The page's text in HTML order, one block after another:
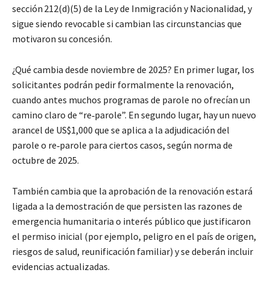
sección 212(d)(5) de la Ley de Inmigración y Nacionalidad, y
sigue siendo revocable si cambian las circunstancias que
motivaron su concesión.
¿Qué cambia desde noviembre de 2025? En primer lugar, los
solicitantes podrán pedir formalmente la renovación,
cuando antes muchos programas de parole no ofrecían un
camino claro de “re‑parole”. En segundo lugar, hay un nuevo
arancel de US$1,000 que se aplica a la adjudicación del
parole o re‑parole para ciertos casos, según norma de
octubre de 2025.
También cambia que la aprobación de la renovación estará
ligada a la demostración de que persisten las razones de
emergencia humanitaria o interés público que justificaron
el permiso inicial (por ejemplo, peligro en el país de origen,
riesgos de salud, reunificación familiar) y se deberán incluir
evidencias actualizadas.